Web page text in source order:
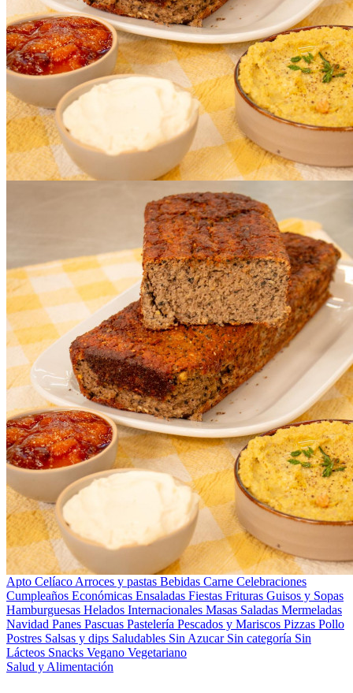
Apto Celíaco Arroces y pastas Bebidas Carne Celebraciones
Cumpleaños Económicas Ensaladas Fiestas Frituras Guisos y Sopas
Hamburguesas Helados Internacionales Masas Saladas Mermeladas
Navidad Panes Pascuas Pastelería Pescados y Mariscos Pizzas Pollo
Postres Salsas y dips Saludables Sin Azucar Sin categoría Sin
Lácteos Snacks Vegano Vegetariano
Salud y Alimentación